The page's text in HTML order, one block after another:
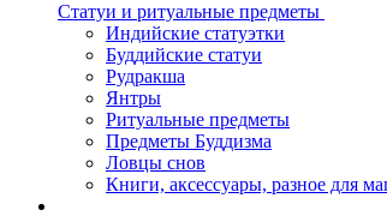
Статуи и ритуальные предметы
Индийские статуэтки
Буддийские статуи
Рудракша
Янтры
Ритуальные предметы
Предметы Буддизма
Ловцы снов
Книги, аксессуары, разное для